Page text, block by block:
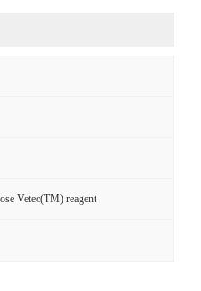
Vetec(TM) reagent